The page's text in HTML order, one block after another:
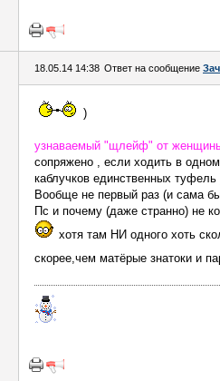
18.05.14 14:38 Ответ на сообщение
)
узнаваемый "щлейф" от
сопряжено , если ходить в
каблучков единственных туфель
Вообще не первый раз (и сама
Пс и почему (даже странно) не
хотя там НИ одного хоть
скорее,чем матёрые знатоки и